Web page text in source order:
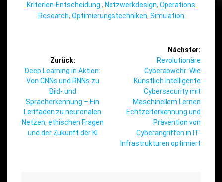
Kriterien-Entscheidung. , Netzwerkdesign, Operations
Research, Optimierungstechniken, Simulation
Zurück:
Vorheriger
Beitrag:
Deep Learning in Aktion:
Von CNNs und RNNs zu
Bild- und
Spracherkennung – Ein
Leitfaden zu neuronalen
Netzen, ethischen Fragen
und der Zukunft der KI
Nächster:
Nächster
Beitrag:
Revolutionäre
Cyberabwehr: Wie
Künstlich Intelligente
Cybersecurity mit
Maschinellem Lernen
Echtzeiterkennung und
Prävention von
Cyberangriffen in IT-
Infrastrukturen optimiert